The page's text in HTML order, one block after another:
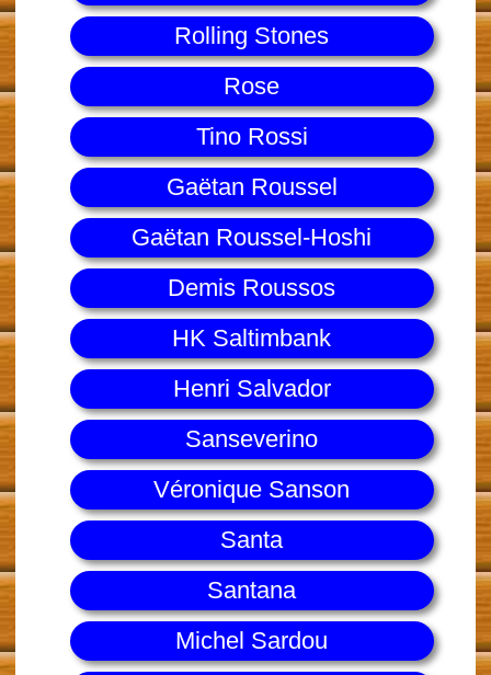
Rolling Stones
Rose
Tino Rossi
Gaëtan Roussel
Gaëtan Roussel-Hoshi
Demis Roussos
HK Saltimbank
Henri Salvador
Sanseverino
Véronique Sanson
Santa
Santana
Michel Sardou